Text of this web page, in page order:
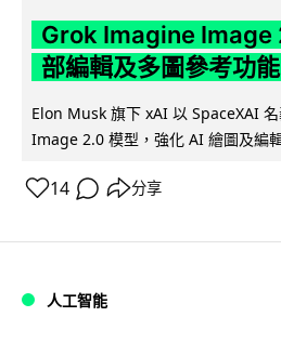
Grok Imagine Image
部編輯及多圖參考功能
Elon Musk 旗下 xAI 以 SpaceXAI
Image 2.0 模型，強化 AI 繪圖及編
14 分享
人工智能